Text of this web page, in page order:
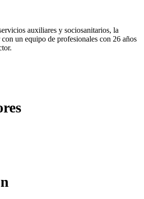
auxiliares y sociosanitarios, la
un equipo de profesionales con 26 años